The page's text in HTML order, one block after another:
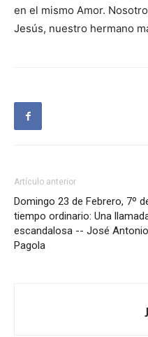
en el mismo Amor.
Jesús, nuestro hermano
Artículo anterior
Domingo 23 de Febrero, 7º
tiempo ordinario: Una
escandalosa -- José Antonio
Pagola